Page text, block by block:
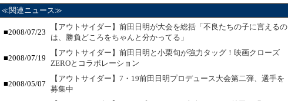
≪関連ニュース≫
■2008/07/23
【アウトサイダー】前田日明が大会を総括「不良たちの子に言えるの
は、勝負どころをちゃんと分かってる」
■2008/07/19
【アウトサイダー】前田日明と小栗旬が強力タッグ！映画クローズ
ZEROとコラボレーション
■2008/05/07
【アウトサイダー】7・19前田日明プロデュース大会第二弾、選手を
募集中